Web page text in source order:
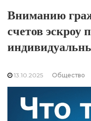
Вниманию
счетов эскроу
13.10.2025 Общество